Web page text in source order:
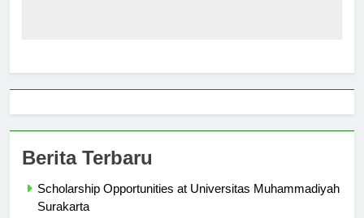
Berita Terbaru
Scholarship Opportunities at Universitas Muhammadiyah